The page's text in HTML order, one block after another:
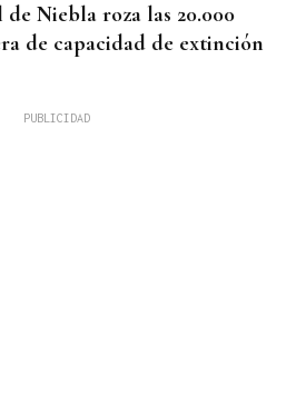
Niebla roza las 20.000
de capacidad de extinción